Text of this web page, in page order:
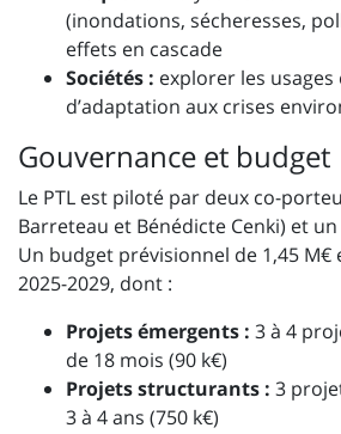
(inondations, sécheresses,
effets en cascade
Sociétés : explorer les usages
d’adaptation aux crises
Gouvernance et budget
Le PTL est piloté par deux co-
Barreteau et Bénédicte Cenki) et
Un budget prévisionnel de 1,45
2025-2029, dont :
Projets émergents : 3 à 4
de 18 mois (90 k€)
Projets structurants : 3
3 à 4 ans (750 k€)